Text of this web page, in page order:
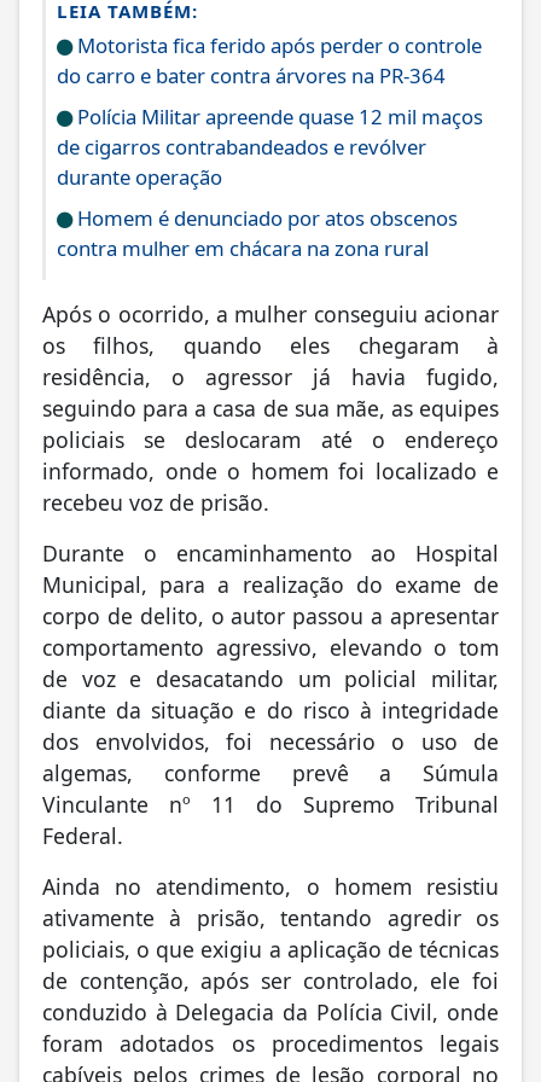
LEIA TAMBÉM:
Motorista fica ferido após perder o controle
do carro e bater contra árvores na PR-364
Polícia Militar apreende quase 12 mil maços
de cigarros contrabandeados e revólver
durante operação
Homem é denunciado por atos obscenos
contra mulher em chácara na zona rural
Após o ocorrido, a mulher conseguiu acionar
os filhos, quando eles chegaram à
residência, o agressor já havia fugido,
seguindo para a casa de sua mãe, as equipes
policiais se deslocaram até o endereço
informado, onde o homem foi localizado e
recebeu voz de prisão.
Durante o encaminhamento ao Hospital
Municipal, para a realização do exame de
corpo de delito, o autor passou a apresentar
comportamento agressivo, elevando o tom
de voz e desacatando um policial militar,
diante da situação e do risco à integridade
dos envolvidos, foi necessário o uso de
algemas, conforme prevê a Súmula
Vinculante nº 11 do Supremo Tribunal
Federal.
Ainda no atendimento, o homem resistiu
ativamente à prisão, tentando agredir os
policiais, o que exigiu a aplicação de técnicas
de contenção, após ser controlado, ele foi
conduzido à Delegacia da Polícia Civil, onde
foram adotados os procedimentos legais